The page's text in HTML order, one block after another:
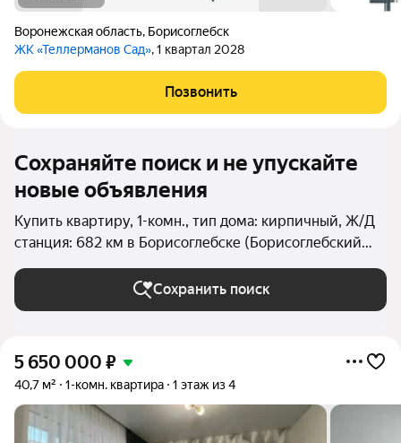
Воронежская область, Борисоглебск
ЖК «Теллерманов Сад», 1 квартал 2028
Позвонить
Сохраняйте поиск и не упускайте
новые объявления
Купить квартиру, 1-комн., тип дома: кирпичный, Ж/Д
станция: 682 км в Борисоглебске (Борисоглебский
округ)
Сохранить поиск
5 650 000 ₽
40,7 м² 1-комн. квартира 1 этаж из 4